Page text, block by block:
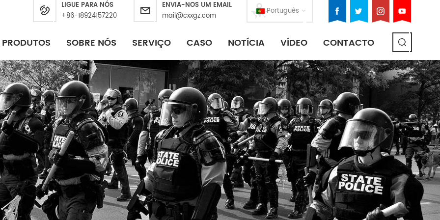
Português
LIGUE PARA NÓS
+86-18924157220
ENVIA-NOS UM EMAIL
mail@cxxgz.com
PRODUTOS SOBRE NÓS SERVIÇO CASO NOTÍCIA VÍDEO CONTACTO